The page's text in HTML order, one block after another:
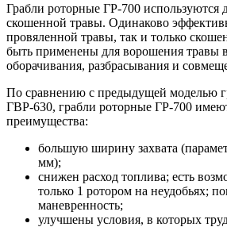
Грабли роторные ГР-700 используются
скошенной травы. Одинаково
провяленной травы, так и только
быть применены для ворошения травы
оборачивания, разбрасывания и
По сравнению с предыдущей моделью
ГВР-630, грабли роторные ГР-700
преимущества:
большую ширину захвата
мм);
снижен расход топлива; есть
только 1 ротором на неудобьях;
маневренность;
улучшены условия, в которых